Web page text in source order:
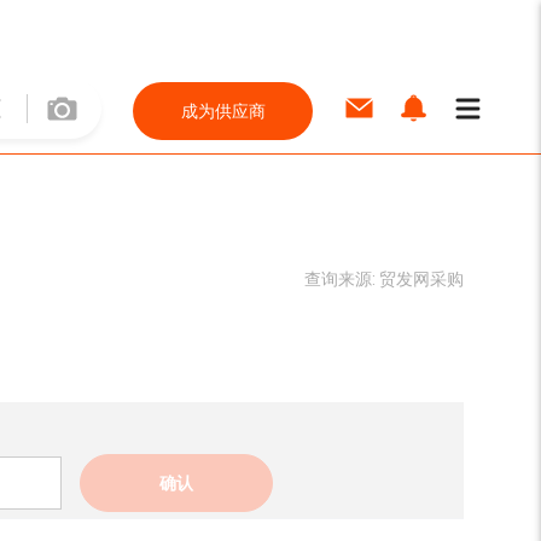
成为供应商
查询来源: 贸发网采购
确认